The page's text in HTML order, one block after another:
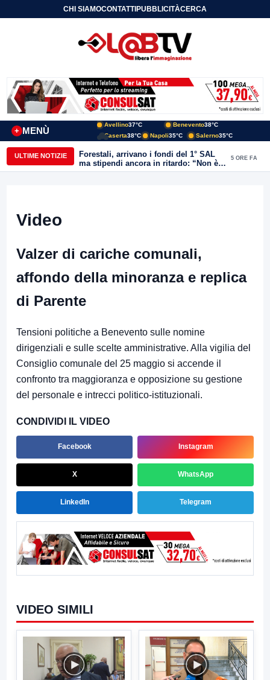
CHI SIAMOCONTATTIPUBBLICITÀCERCA
MENÙ
+
Avellino37°C Benevento38°C
Caserta38°C Napoli35°C Salerno35°C
ULTIME NOTIZIE
Forestali, arrivano i fondi del 1° SAL
ma stipendi ancora in ritardo: “Non è
più sostenibile”
5 ORE FA
Video
Valzer di cariche comunali,
affondo della minoranza e replica
di Parente
Tensioni politiche a Benevento sulle nomine
dirigenziali e sulle scelte amministrative. Alla vigilia del
Consiglio comunale del 25 maggio si accende il
confronto tra maggioranza e opposizione su gestione
del personale e intrecci politico-istituzionali.
CONDIVIDI IL VIDEO
Facebook Instagram
X WhatsApp
LinkedIn Telegram
VIDEO SIMILI